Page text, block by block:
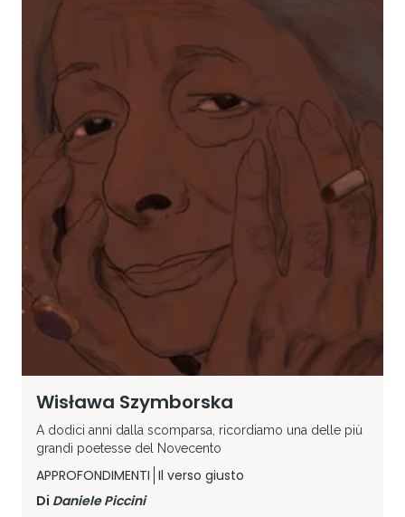
Wisława Szymborska
A dodici anni dalla scomparsa, ricordiamo una delle più
grandi poetesse del Novecento
APPROFONDIMENTI Il verso giusto
Di Daniele Piccini